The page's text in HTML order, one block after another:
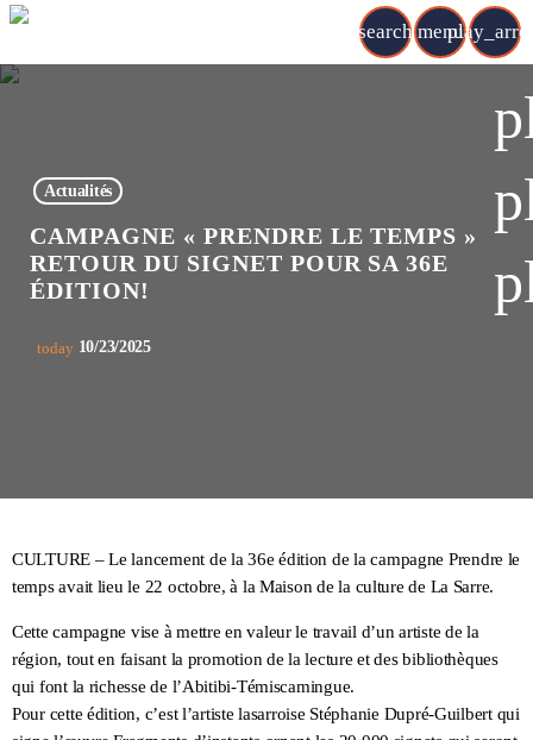
search menu
Actualités
CAMPAGNE « PRENDRE LE TEMPS »
RETOUR DU SIGNET POUR SA 36E
ÉDITION!
today 10/23/2025
CULTURE – Le lancement de la 36e édition de la campagne Prendre le
temps avait lieu le 22 octobre, à la Maison de la culture de La Sarre.
Cette campagne vise à mettre en valeur le travail d’un artiste de la
région, tout en faisant la promotion de la lecture et des bibliothèques
qui font la richesse de l’Abitibi-Témiscamingue.
Pour cette édition, c’est l’artiste lasarroise Stéphanie Dupré-Guilbert qui